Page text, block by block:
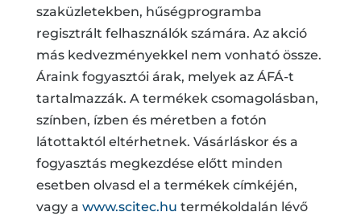
szaküzletekben, hűségprogramba
regisztrált felhasználók számára. Az akció
más kedvezményekkel nem vonható össze.
Áraink fogyasztói árak, melyek az ÁFÁ-t
tartalmazzák. A termékek csomagolásban,
színben, ízben és méretben a fotón
látottaktól eltérhetnek. Vásárláskor és a
fogyasztás megkezdése előtt minden
esetben olvasd el a termékek címkéjén,
vagy a www.scitec.hu termékoldalán lévő